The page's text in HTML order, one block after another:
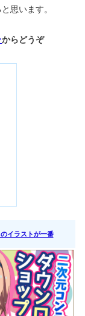
思います。
からどうぞ
イラストが一番